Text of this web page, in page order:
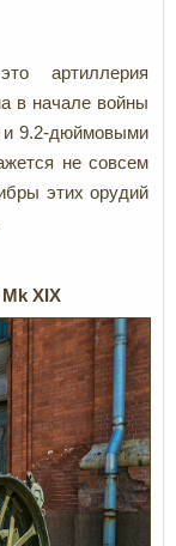
артиллерия
в начале войны
9.2-дюймовыми
не совсем
этих орудий
XIX